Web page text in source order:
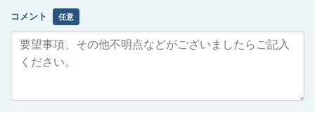
コメント 任意